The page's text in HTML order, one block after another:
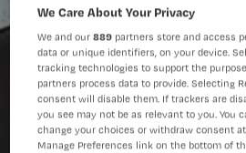
We Care About Your Privacy
We and our889 partners store and access
data or unique identifiers, on your device.
tracking technologies to support the
partners process data to provide. Selecting
consent will disable them. If trackers are
you see may not be as relevant to you. You
change your choices or withdraw consent
Manage Preferences link on the bottom of